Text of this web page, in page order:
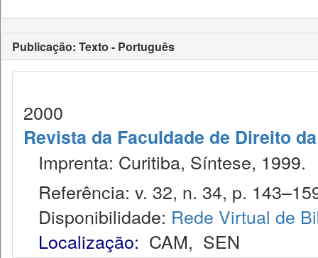
Publicação: Texto - Português
2000
Revista da Faculdade de Direito
Imprenta: Curitiba, Síntese, 1999.
Referência: v. 32, n. 34, p.
Disponibilidade: Rede Virtual de
Localização: CAM, SEN